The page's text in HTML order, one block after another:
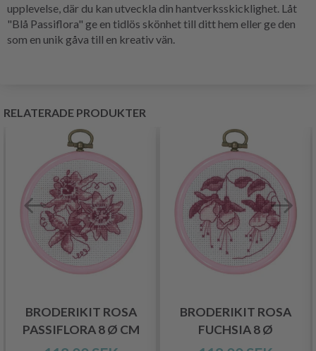
upplevelse, där du kan utveckla din hantverksskicklighet. Låt
"Blå Passiflora" ge en tidlös skönhet till ditt hem eller ge den
som en unik gåva till en kreativ vän.
RELATERADE PRODUKTER
BRODERIKIT ROSA
PASSIFLORA 8 Ø CM
BRODERIKIT ROSA
FUCHSIA 8 Ø